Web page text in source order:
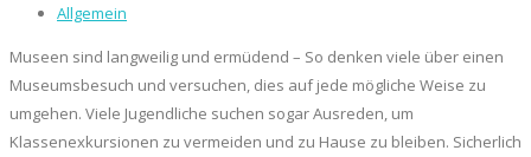
Allgemein
Museen sind langweilig und ermüdend – So denken viele über einen
Museumsbesuch und versuchen, dies auf jede mögliche Weise zu
umgehen. Viele Jugendliche suchen sogar Ausreden, um
Klassenexkursionen zu vermeiden und zu Hause zu bleiben. Sicherlich